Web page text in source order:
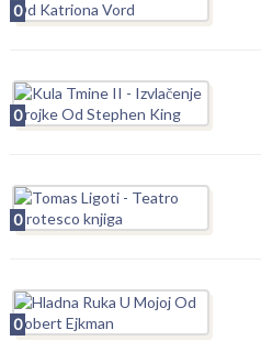
0
0
0
0